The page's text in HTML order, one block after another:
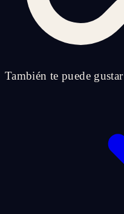
También te puede gustar